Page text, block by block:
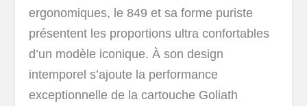
ergonomiques, le 849 et sa forme puriste
présentent les proportions ultra confortables
d’un modèle iconique. À son design
intemporel s’ajoute la performance
exceptionnelle de la cartouche Goliath